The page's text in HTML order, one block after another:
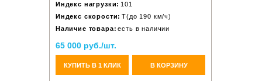
Индекс нагрузки: 101
Индекс скорости: T(до 190 км/ч)
Наличие товара: есть в наличии
65 000 руб./шт.
КУПИТЬ В 1 КЛИК В КОРЗИНУ